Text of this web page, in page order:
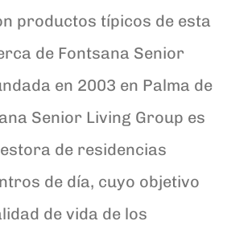
productos típicos de esta
de Fontsana Senior
en 2003 en Palma de
Senior Living Group es
de residencias
de día, cuyo objetivo
de vida de los